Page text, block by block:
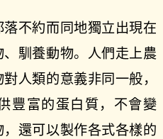
不約而同地獨立出現在
馴養動物。人們走上農
人類的意義非同一般，
豐富的蛋白質，不會變
還可以製作各式各樣的